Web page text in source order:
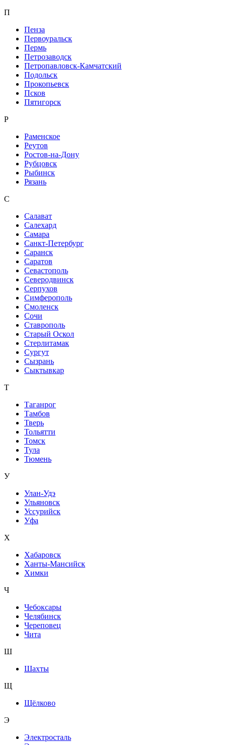
П
Пенза
Первоуральск
Пермь
Петрозаводск
Петропавловск-Камчатский
Подольск
Прокопьевск
Псков
Пятигорск
Р
Раменское
Реутов
Ростов-на-Дону
Рубцовск
Рыбинск
Рязань
С
Салават
Салехард
Самара
Санкт-Петербург
Саранск
Саратов
Севастополь
Северодвинск
Серпухов
Симферополь
Смоленск
Сочи
Ставрополь
Старый Оскол
Стерлитамак
Сургут
Сызрань
Сыктывкар
Т
Таганрог
Тамбов
Тверь
Тольятти
Томск
Тула
Тюмень
У
Улан-Удэ
Ульяновск
Уссурийск
Уфа
Х
Хабаровск
Ханты-Мансийск
Химки
Ч
Чебоксары
Челябинск
Череповец
Чита
Ш
Шахты
Щ
Щёлково
Э
Электросталь